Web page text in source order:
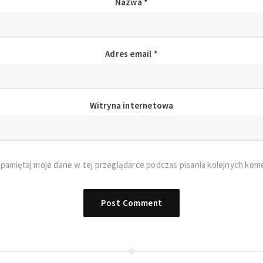
Nazwa *
Adres email *
Witryna internetowa
moje dane w tej przeglądarce podczas pisania kolejnych